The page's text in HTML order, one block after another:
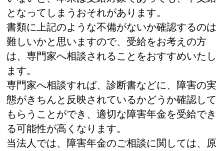
となってしまうおそれがあります。
書類に上記のような不備がないか確認するのは
難しいかと思いますので、受給をお考えの方
は、専門家へ相談されることをおすすめいたし
ます。
専門家へ相談すれば、診断書などに、障害の実
態がきちんと反映されているかどうか確認して
もらうことができ、適切な障害年金を受給でき
る可能性が高くなります。
当法人では、障害年金のご相談に関しては、原